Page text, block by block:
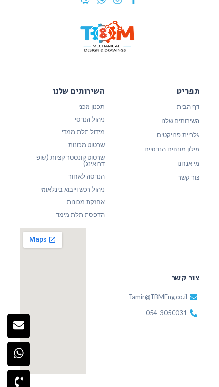
תפריט
דף הבית
השירותים שלנו
גלריית פרויקטים
מילון מונחים הנדסיים
מי אנחנו
צור קשר
השירותים שלנו
תכנון מכני
ניהול הנדסי
מידול תלת ממדי
שרטוט מכונות
שרטוט קונסטרוקציות (שופ
דרואינג)
הנדסה לאחור
ניהול רכש וייבוא בינלאומי
אחזקת מכונות
הדפסת תלת מימד
צור קשר
Tamir@TBMEng.co.il
054-3050031